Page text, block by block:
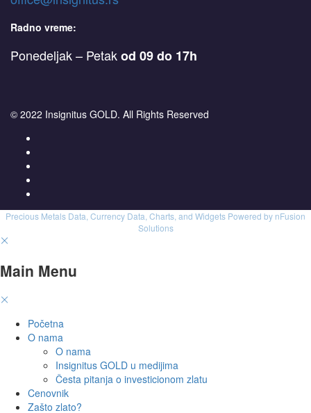
Radno vreme:
Ponedeljak – Petakod 09 do 17h
© 2022 Insignitus GOLD. All Rights Reserved
Precious Metals Data, Currency Data, Charts, and Widgets Powered by nFusion
Solutions
Main Menu
Početna
O nama
O nama
Insignitus GOLD u medijima
Česta pitanja o investicionom zlatu
Cenovnik
Zašto zlato?